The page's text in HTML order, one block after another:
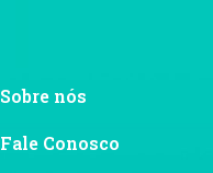
Sobre nós
Fale Conosco